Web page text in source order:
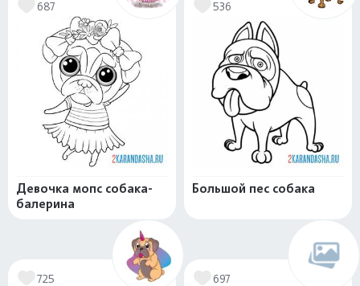
687
Девочка мопс собака-
балерина
536
Большой пес собака
725 697